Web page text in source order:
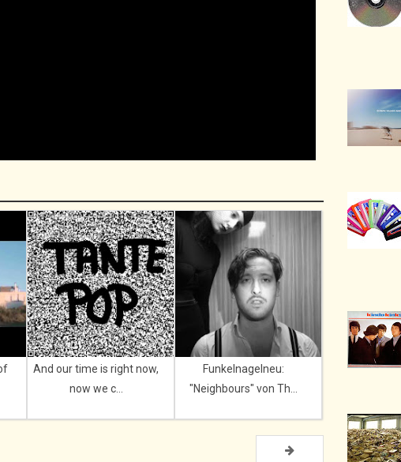
And our time is right now,
now we c...
Funkelnagelneu:
"Neighbours" von Th...